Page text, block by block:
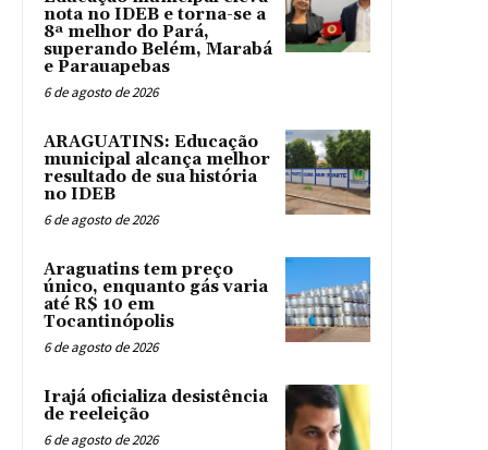
nota no IDEB e torna-se a
8ª melhor do Pará,
superando Belém, Marabá
e Parauapebas
6 de agosto de 2026
ARAGUATINS: Educação
municipal alcança melhor
resultado de sua história
no IDEB
6 de agosto de 2026
Araguatins tem preço
único, enquanto gás varia
até R$ 10 em
Tocantinópolis
6 de agosto de 2026
Irajá oficializa desistência
de reeleição
6 de agosto de 2026